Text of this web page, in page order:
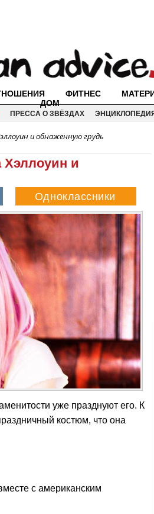
ФИТНЕС
ДОМ
ПРЕССА О ЗВЁЗДАХ
и обнаженную грудь
Хэллоуин и
уже празднуют его. К
костюм, что она
с американским